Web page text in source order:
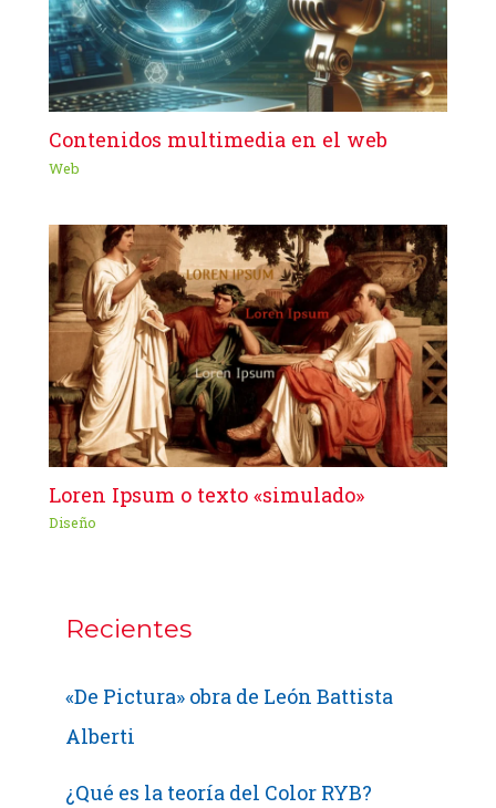
Contenidos multimedia en el web
Web
Loren Ipsum o texto «simulado»
Diseño
Recientes
«De Pictura» obra de León Battista
Alberti
¿Qué es la teoría del Color RYB?